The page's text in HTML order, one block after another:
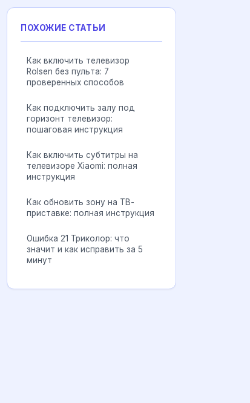
ПОХОЖИЕ СТАТЬИ
Как включить телевизор
Rolsen без пульта: 7
проверенных способов
Как подключить залу под
горизонт телевизор:
пошаговая инструкция
Как включить субтитры на
телевизоре Xiaomi: полная
инструкция
Как обновить зону на ТВ-
приставке: полная инструкция
Ошибка 21 Триколор: что
значит и как исправить за 5
минут